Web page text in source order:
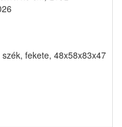
szék, fekete, 48x58x83x47